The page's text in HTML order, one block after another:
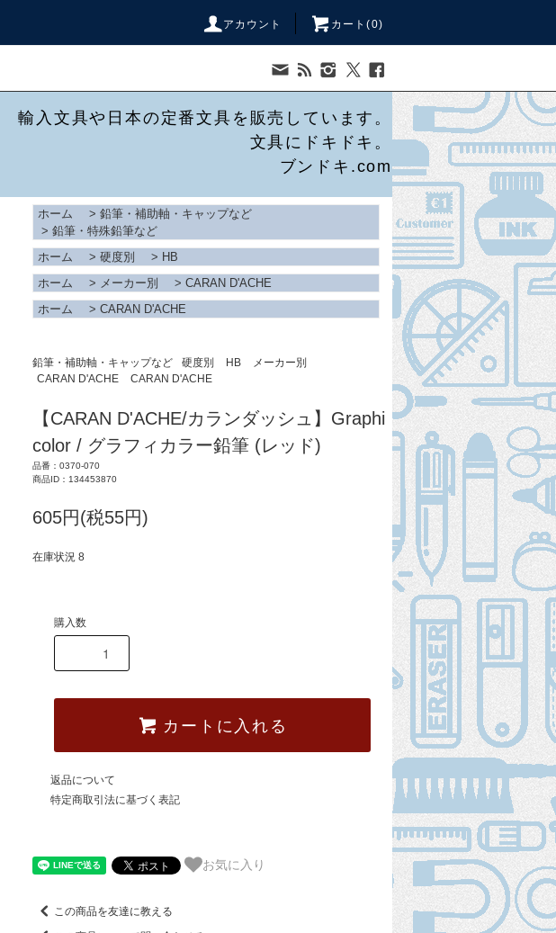
アカウント カート(0)
輸入文具や日本の定番文具を販売しています。
文具にドキドキ。
ブンドキ.com
ホーム > 鉛筆・補助軸・キャップなど
> 鉛筆・特殊鉛筆など
ホーム
> 硬度別 > HB
ホーム
> メーカー別 > CARAN D'ACHE
ホーム
> CARAN D'ACHE
鉛筆・補助軸・キャップなど 硬度別 HB
メーカー別
CARAN D'ACHE
CARAN D'ACHE
【CARAN D'ACHE/カランダッシュ】Graphi
color / グラフィカラー鉛筆 (レッド)
品番：0370-070
商品ID：134453870
605円(税55円)
在庫状況 8
購入数
カートに入れる
返品について
特定商取引法に基づく表記
お気に入り
この商品を友達に教える